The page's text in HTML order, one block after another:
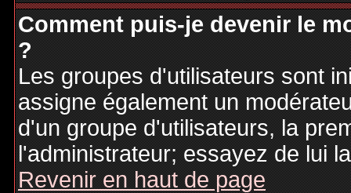
Comment puis-je devenir le
?
Les groupes d'utilisateurs sont
assigne également un
d'un groupe d'utilisateurs, la
l'administrateur; essayez de lui
Revenir en haut de page